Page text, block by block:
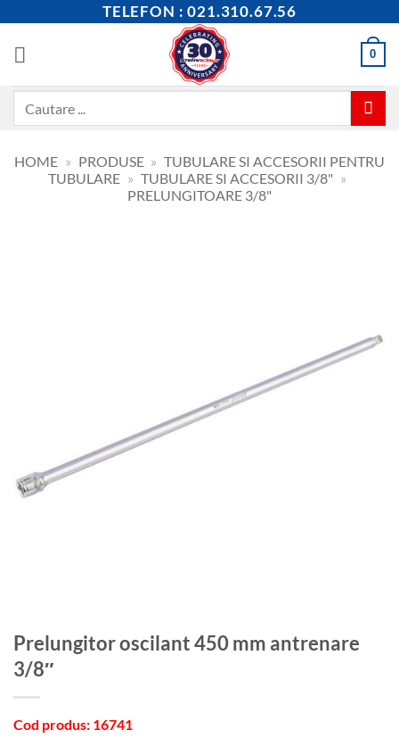
content
TELEFON : 021.310.67.56
0
HOME » PRODUSE » TUBULARE SI ACCESORII PENTRU
TUBULARE » TUBULARE SI ACCESORII 3/8" »
PRELUNGITOARE 3/8"
Prelungitor oscilant 450 mm antrenare
3/8″
Cod produs: 16741